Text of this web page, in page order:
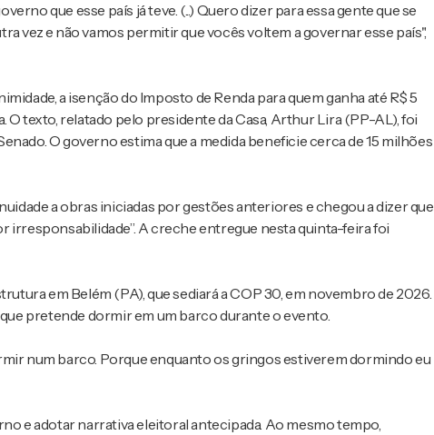
que esse país já teve. (...) Quero dizer para essa gente que se
vez e não vamos permitir que vocês voltem a governar esse país",
a isenção do Imposto de Renda para quem ganha até R$ 5
texto, relatado pelo presidente da Casa, Arthur Lira (PP-AL), foi
O governo estima que a medida beneficie cerca de 15 milhões
a obras iniciadas por gestões anteriores e chegou a dizer que
A creche entregue nesta quinta-feira foi
em Belém (PA), que sediará a COP 30, em novembro de 2026.
pretende dormir em um barco durante o evento.
num barco. Porque enquanto os gringos estiverem dormindo eu
e adotar narrativa eleitoral antecipada. Ao mesmo tempo,